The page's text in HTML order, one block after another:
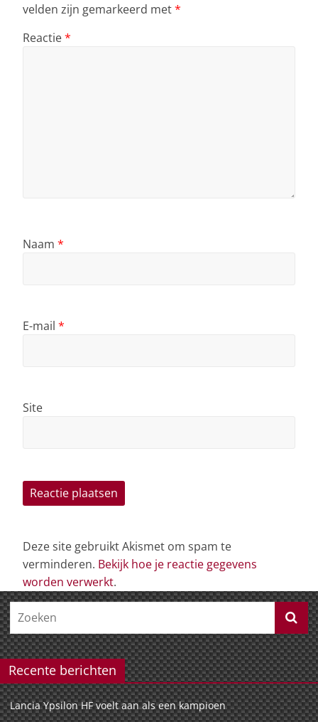
velden zijn gemarkeerd met*
Reactie*
Naam *
E-mail *
Site
Deze site gebruikt Akismet om spam te
verminderen. Bekijk hoe je reactie gegevens
worden verwerkt.
Recente berichten
Lancia Ypsilon HF voelt aan als een kampioen